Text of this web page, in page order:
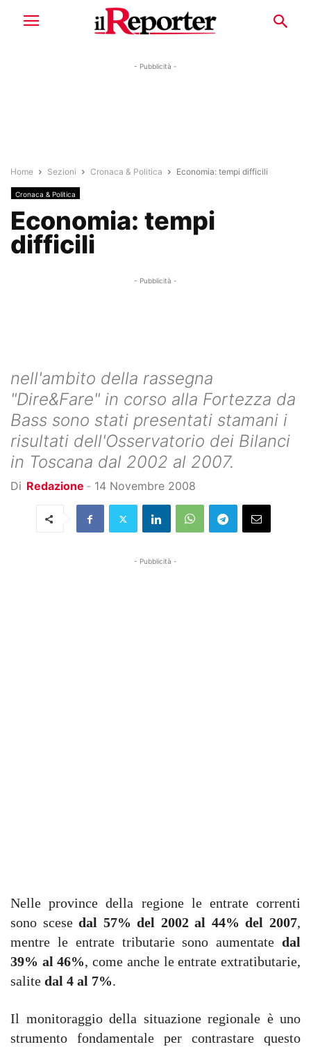
- Pubblicità -
Home Sezioni Cronaca & Politica Economia: tempi difficili
Cronaca & Politica
Economia: tempi
difficili
- Pubblicità -
nell'ambito della rassegna
"Dire&Fare" in corso alla Fortezza da
Bass sono stati presentati stamani i
risultati dell'Osservatorio dei Bilanci
in Toscana dal 2002 al 2007.
Di Redazione - 14 Novembre 2008
- Pubblicità -
Nelle province della regione le entrate correnti
sono scesedal 57% del 2002 al 44% del 2007,
mentre le entrate tributarie sono aumentate dal
39% al 46%, come anche le entrate extratibutarie,
salite dal 4 al 7%.
Il monitoraggio della situazione regionale è uno
strumento fondamentale per contrastare questo